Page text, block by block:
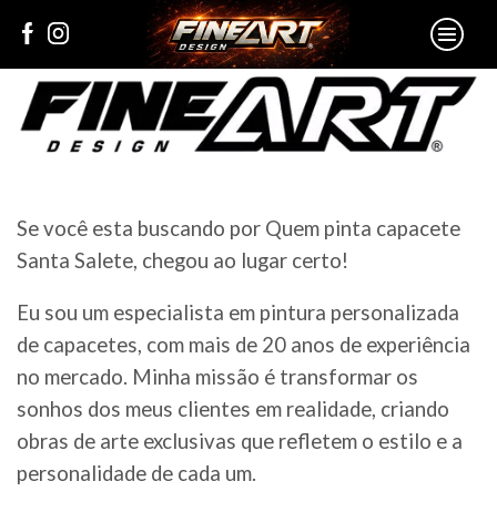
Se você esta buscando por Quem pinta capacete
Santa Salete, chegou ao lugar certo!
Eu sou um especialista em pintura personalizada
de capacetes, com mais de 20 anos de experiência
no mercado. Minha missão é transformar os
sonhos dos meus clientes em realidade, criando
obras de arte exclusivas que refletem o estilo e a
personalidade de cada um.